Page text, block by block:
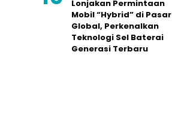
Lonjakan Permintaan
Mobil “Hybrid” di Pasar
Global, Perkenalkan
Teknologi Sel Baterai
Generasi Terbaru